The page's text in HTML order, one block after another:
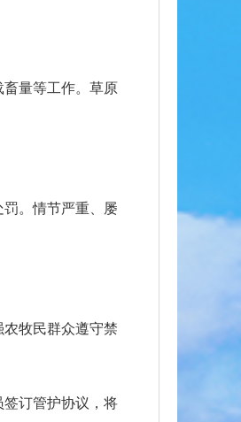
量等工作。草原
。情节严重、屡
牧民群众遵守禁
签订管护协议，将